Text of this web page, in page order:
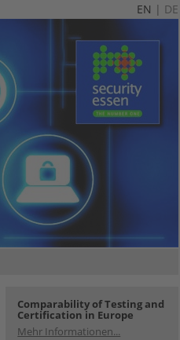
EN | DE
Comparability of Testing and
Certification in Europe
Mehr Informationen...